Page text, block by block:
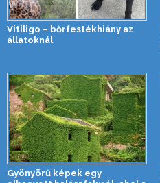
Vitiligo – bőrfestékhiány az
állatoknál
Gyönyörű képek egy